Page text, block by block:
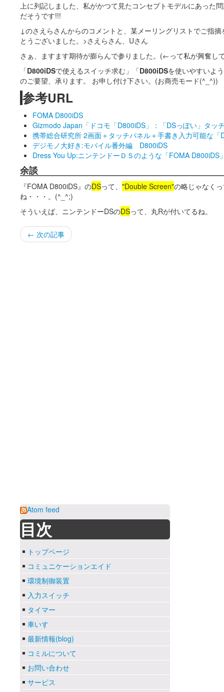
上に列記しました、私がかつて見たコンセプトモデルにあった
だそうです!!!
↓のさえらさんからのコメントと、某メーリングリストでご指
とうございました。>さえらさん、Uさん
さぁ、ますます期待が膨らんで参りました。(←って私が興奮し
「D800iDSで使えるスイッチ求む」「D800iDSを使いやすいよ
のご要望、承ります。 お申し付け下さい。(お商売モード(^_^))
参考URL
FOMA D800iDS
Gizmodo Japan「ドコモ「D800iDS」：「DSっぽい」タッ
携帯総合研究所 2画面＋タッチパネル＋手書き入力可能な「
デジモノ大好き:モバイル番外編 D800iDS
Dress You Up:ニンテンドーＤＳのような「FOMA D800iDS
余談
『FOMA D800iDS』のDSって、 "Double Screen"の略じゃなく
ね・・・。(^_^;)
そういえば、ニンテンドーDSのDSって、丸Rが付いてるね。
← 次の記事
Atom feed
目次
トップページ
コミュニケーションエイド
環境制御装置
入力スイッチ
タイマー
車いす
最新情報(blog)
コミルについて
お問い合わせ
サービス